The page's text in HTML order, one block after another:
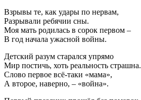
Взрывы те, как удары по нервам,
Разрывали ребячии сны.
Моя мать родилась в сорок первом –
В год начала ужасной войны.
Детский разум старался упрямо
Мир постичь, хоть реальность страшна.
Слово первое всё-таки «мама»,
А второе, наверно, – «война».